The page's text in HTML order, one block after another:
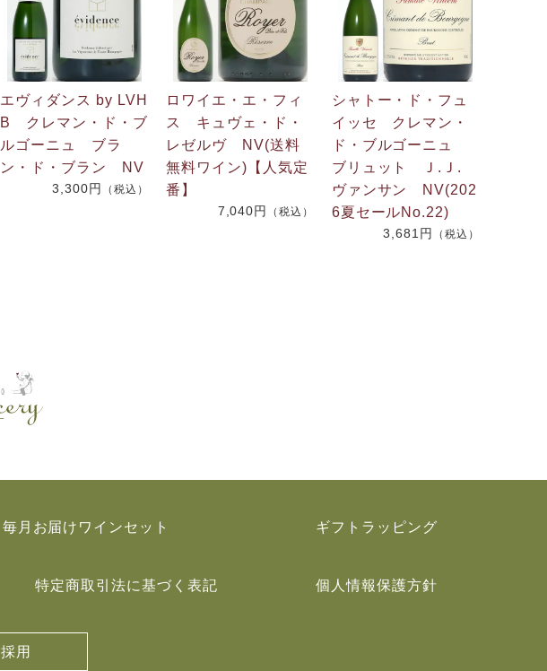
エヴィダンス by LVH
B クレマン・ド・ブ
ルゴーニュ ブラ
ン・ド・ブラン NV
3,300円 （税込）
ロワイエ・エ・フィ
ス キュヴェ・ド・
レゼルヴ NV(送料
無料ワイン)【人気定
番】
7,040円 （税込）
シャトー・ド・フュ
イッセ クレマン・
ド・ブルゴーニュ
ブリュット Ｊ.Ｊ.
ヴァンサン NV(202
6夏セールNo.22)
3,681円 （税込）
毎月お届けワインセット ギフトラッピング
特定商取引法に基づく表記 個人情報保護方針
採用